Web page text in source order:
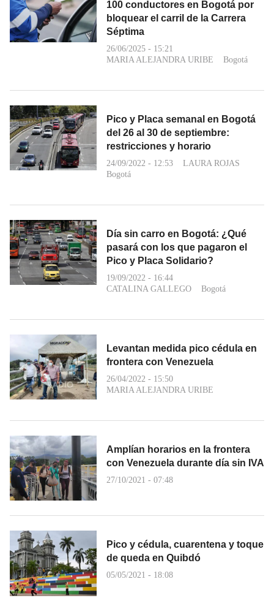
100 conductores en Bogotá por
bloquear el carril de la Carrera
Séptima
26/06/2025 - 15:21
MARIA ALEJANDRA URIBE
Bogotá
Pico y Placa semanal en Bogotá
del 26 al 30 de septiembre:
restricciones y horario
24/09/2022 - 12:53
LAURA ROJAS
Bogotá
Día sin carro en Bogotá: ¿Qué
pasará con los que pagaron el
Pico y Placa Solidario?
19/09/2022 - 16:44
CATALINA GALLEGO
Bogotá
Levantan medida pico cédula en
frontera con Venezuela
26/04/2022 - 15:50
MARIA ALEJANDRA URIBE
Amplían horarios en la frontera
con Venezuela durante día sin IVA
27/10/2021 - 07:48
Pico y cédula, cuarentena y toque
de queda en Quibdó
05/05/2021 - 18:08